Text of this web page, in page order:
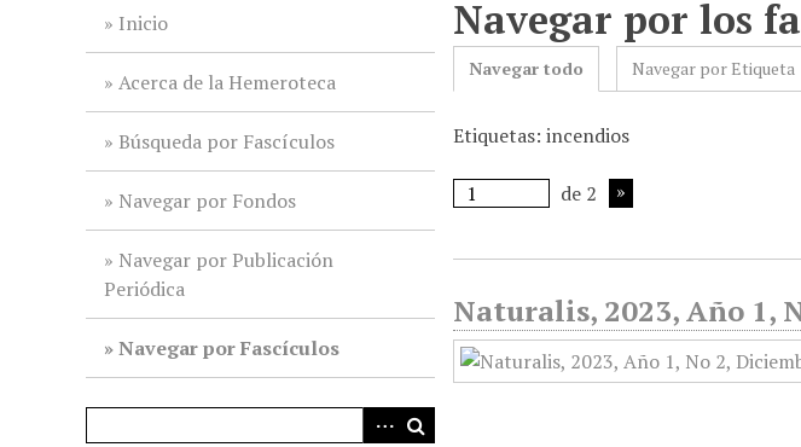
Inicio
Acerca de la Hemeroteca
Búsqueda por Fascículos
Navegar por Fondos
Navegar por Publicación
Periódica
Navegar por Fascículos
Navegar por los
Navegar todo Navegar por Etiqueta
Etiquetas: incendios
de 2
Naturalis, 2023, Año 1,